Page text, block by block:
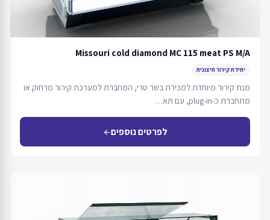
Missouri cold diamond MC 115 meat PS M/A
יחידת קירור חיצונית
מנת קירור מיוחדת למכירת בשר טרי, המחברת למערכת קירור מרחוק או
מתחברת כ-plug-in, עם תא…
לפרטים נוספיםarrow_back